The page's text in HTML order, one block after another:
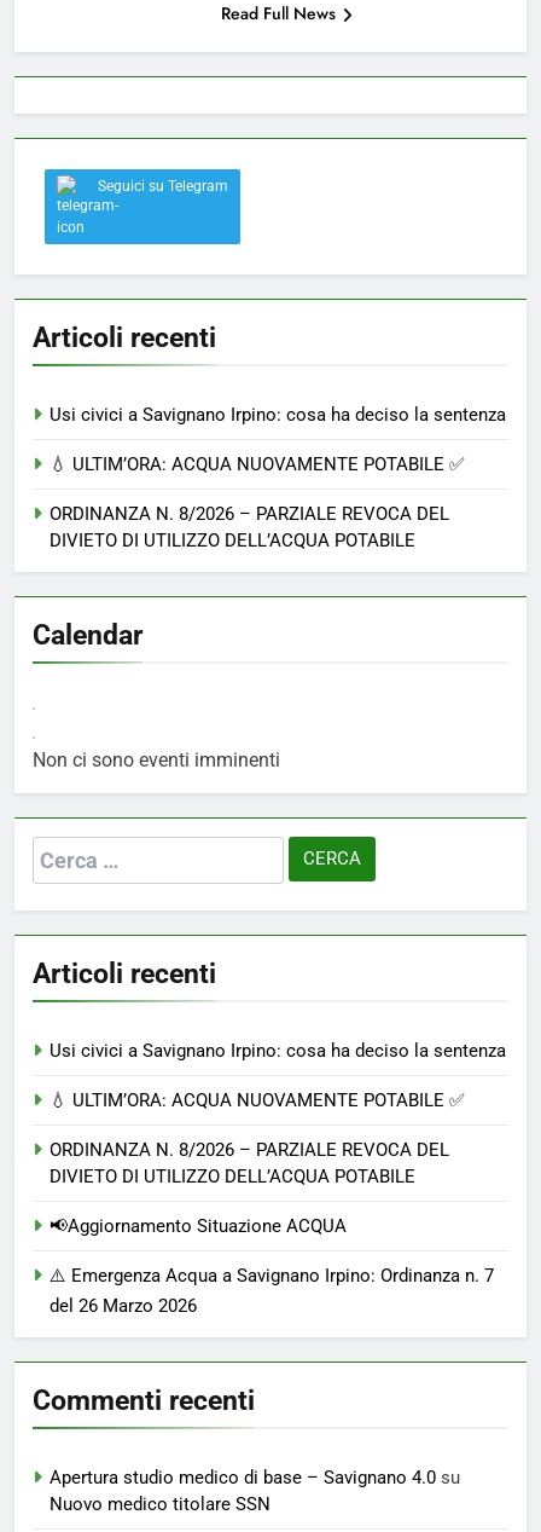
Read Full News
Seguici su Telegram
Articoli recenti
Usi civici a Savignano Irpino: cosa ha deciso la sentenza
💧 ULTIM’ORA: ACQUA NUOVAMENTE POTABILE ✅
ORDINANZA N. 8/2026 – PARZIALE REVOCA DEL
DIVIETO DI UTILIZZO DELL’ACQUA POTABILE
Calendar
Non ci sono eventi imminenti
Ricerca
per:
Articoli recenti
Usi civici a Savignano Irpino: cosa ha deciso la sentenza
💧 ULTIM’ORA: ACQUA NUOVAMENTE POTABILE ✅
ORDINANZA N. 8/2026 – PARZIALE REVOCA DEL
DIVIETO DI UTILIZZO DELL’ACQUA POTABILE
📢Aggiornamento Situazione ACQUA
⚠️ Emergenza Acqua a Savignano Irpino: Ordinanza n. 7
del 26 Marzo 2026
Commenti recenti
Apertura studio medico di base – Savignano 4.0 su
Nuovo medico titolare SSN